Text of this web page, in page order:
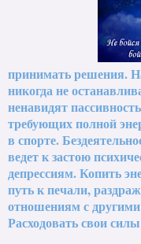
принимать решения.
никогда не
ненавидят
требующих полной
в спорте.
ведет к застою
депрессиям. Копить
путь к печали,
отношениям с
Расходовать свои